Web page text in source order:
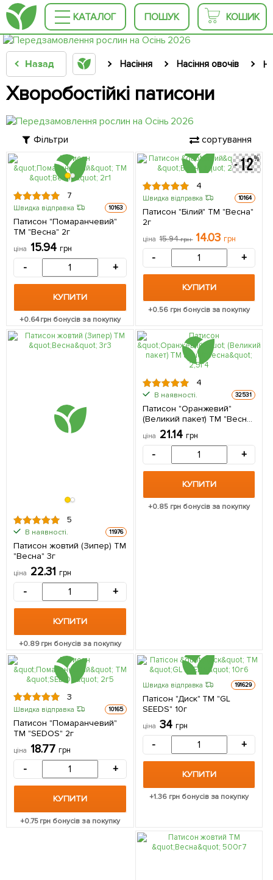
КАТАЛОГ ПОШУК КОШИК
Назад Насіння Насіння овочів
Хворобостійкі патисони
Фільтри сортування
7
Швидка відправка 10163
Патисон "Помаранчевий"
ТМ "Весна" 2г
ціна 15.94 грн
- +
КУПИТИ
+0.64грн бонусів за покупку
4
Швидка відправка 10164
Патисон "Білий" ТМ "Весна"
2г
ціна 15.94грн 14.03 грн
- +
КУПИТИ
+0.56грн бонусів за покупку
5
В наявності. 11976
Патисон жовтий (Зипер) ТМ
"Весна" 3г
ціна 22.31 грн
- +
КУПИТИ
+0.89грн бонусів за покупку
4
В наявності. 32531
Патисон "Оранжевий"
(Великий пакет) ТМ "Весна"
ціна 21.14 грн
- +
КУПИТИ
+0.85грн бонусів за покупку
3
Швидка відправка 10165
Патисон "Помаранчевий"
ТМ "SEDOS" 2г
ціна 18.77 грн
- +
КУПИТИ
+0.75грн бонусів за покупку
Швидка відправка 191629
Патісон "Диск" ТМ "GL
SEEDS" 10г
ціна 34 грн
- +
КУПИТИ
+1.36грн бонусів за покупку